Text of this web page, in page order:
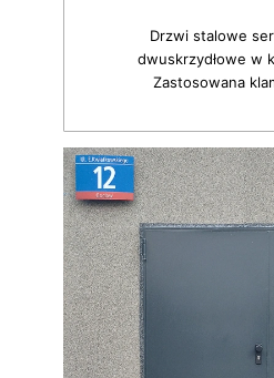
Drzwi stalowe
dwuskrzydłowe w
Zastosowana